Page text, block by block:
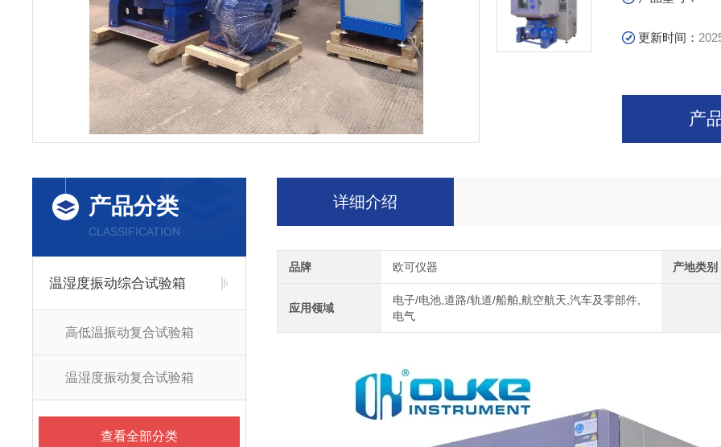
更新时间：
产
产品分类
CLASSIFICATION
温湿度振动综合试验箱
高低温振动复合试验箱
温湿度振动复合试验箱
查看全部分类
详细介绍
品牌 欧可仪器 产地类别
应用领域
电子/电池,道路/轨道/船舶,航空航天,汽车及零部件,
电气